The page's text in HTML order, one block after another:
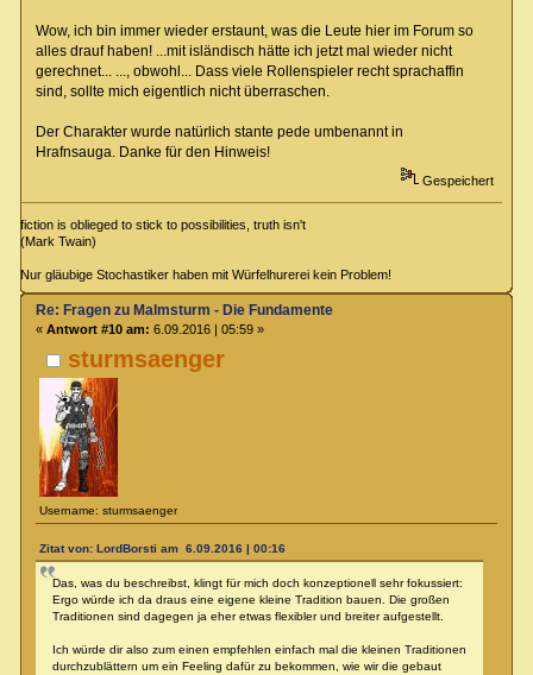
Wow, ich bin immer wieder erstaunt, was die Leute hier im Forum so
alles drauf haben! ...mit isländisch hätte ich jetzt mal wieder nicht
gerechnet... ..., obwohl... Dass viele Rollenspieler recht sprachaffin
sind, sollte mich eigentlich nicht überraschen.
Der Charakter wurde natürlich stante pede umbenannt in
Hrafnsauga. Danke für den Hinweis!
Gespeichert
fiction is oblieged to stick to possibilities, truth isn't
(Mark Twain)
Nur gläubige Stochastiker haben mit Würfelhurerei kein Problem!
sturmsaenger
Username: sturmsaenger
Re: Fragen zu Malmsturm - Die Fundamente
« Antwort #10 am: 6.09.2016 | 05:59 »
Zitat von: LordBorsti am 6.09.2016 | 00:16
Das, was du beschreibst, klingt für mich doch konzeptionell sehr fokussiert:
Ergo würde ich da draus eine eigene kleine Tradition bauen. Die großen
Traditionen sind dagegen ja eher etwas flexibler und breiter aufgestellt.
Ich würde dir also zum einen empfehlen einfach mal die kleinen Traditionen
durchzublättern um ein Feeling dafür zu bekommen, wie wir die gebaut